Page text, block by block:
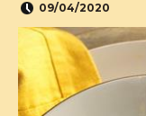
09/04/2020